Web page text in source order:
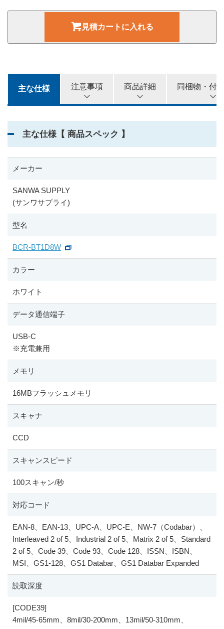
3カ月 6,000円
4カ月 8,000
5カ月
6カ月 10,000
見積カートに入れる
主な仕様 注意事項 商品詳細 同梱物・付
主な仕様【 商品スペック 】
メーカー
SANWA SUPPLY
(サンワサプライ)
型名
BCR-BT1D8W
カラー
ホワイト
データ通信端子
USB-C
※充電兼用
メモリ
16MBフラッシュメモリ
スキャナ
CCD
スキャンスピード
100スキャン/秒
対応コード
EAN-8、EAN-13、UPC-A、UPC-E、NW-7（Codabar）、
Interleaved 2 of 5、Industrial 2 of 5、Matrix 2 of 5、Standard
2 of 5、Code 39、Code 93、Code 128、ISSN、ISBN、
MSI、GS1-128、GS1 Databar、GS1 Databar Expanded
読取深度
[CODE39]
4mil/45-65mm、8mil/30-200mm、13mil/50-310mm、